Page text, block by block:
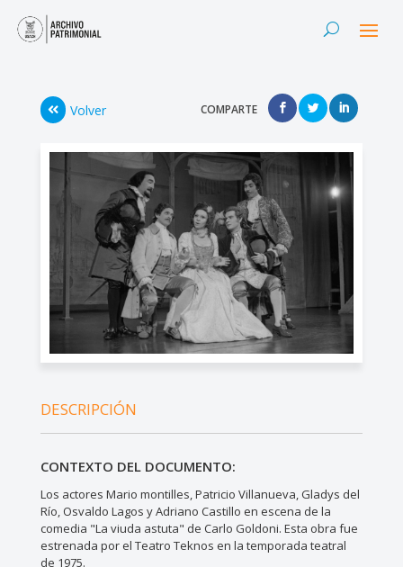
Volver COMPARTE
DESCRIPCIÓN
CONTEXTO DEL DOCUMENTO:
Los actores Mario montilles, Patricio Villanueva, Gladys del
Río, Osvaldo Lagos y Adriano Castillo en escena de la
comedia "La viuda astuta" de Carlo Goldoni. Esta obra fue
estrenada por el Teatro Teknos en la temporada teatral
de 1975.